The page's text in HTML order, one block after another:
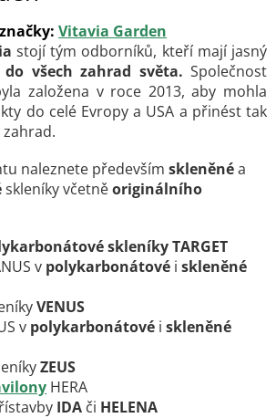
Vitavia Garden
stojí tým odborníků, kteří mají jasný
všech zahrad světa. Společnost
založena v roce 2013, aby mohla
do celé Evropy a USA a přinést tak
naleznete především skleněnéa
skleníky včetněoriginálního
skleníky TARGET
v polykarbonátové i skleněné
VENUS
v polykarbonátové i skleněné
ZEUS
HERA
IDA či HELENA